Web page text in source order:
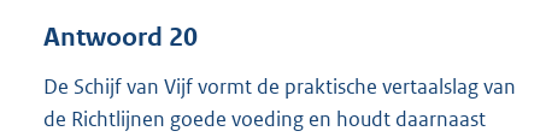
Antwoord 20
De Schijf van Vijf vormt de praktische vertaalslag van
de Richtlijnen goede voeding en houdt daarnaast